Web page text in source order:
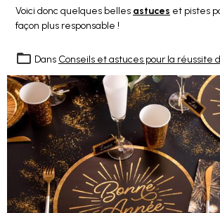
Voici donc quelques belles astuces et pistes
façon plus responsable !
Dans Conseils et astuces pour la réussite